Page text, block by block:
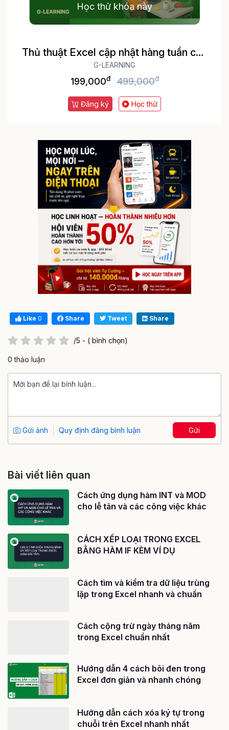
Học thử khóa này
Thủ thuật Excel cập nhật hàng tuần cho
dân văn phòng
G-LEARNING
199,000đ 499,000đ
Đăng ký Học thử
Like 0 Share Tweet Share
/5 - ( bình chọn)
0 thảo luận
Gửi ảnh Quy định đăng bình luận Gửi
Bài viết liên quan
Cách ứng dụng hàm INT và MOD
cho lễ tân và các công việc khác
CÁCH XẾP LOẠI TRONG EXCEL
BẰNG HÀM IF KÈM VÍ DỤ
Cách tìm và kiểm tra dữ liệu trùng
lặp trong Excel nhanh và chuẩn
Cách cộng trừ ngày tháng năm
trong Excel chuẩn nhất
Hướng dẫn 4 cách bôi đen trong
Excel đơn giản và nhanh chóng
Hướng dẫn cách xóa ký tự trong
chuỗi trên Excel nhanh nhất